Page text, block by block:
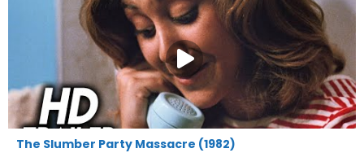
The Slumber Party Massacre (1982)